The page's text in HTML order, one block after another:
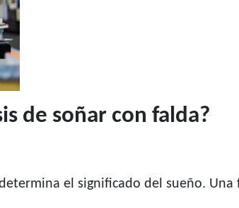
de soñar con falda?
el significado del sueño.